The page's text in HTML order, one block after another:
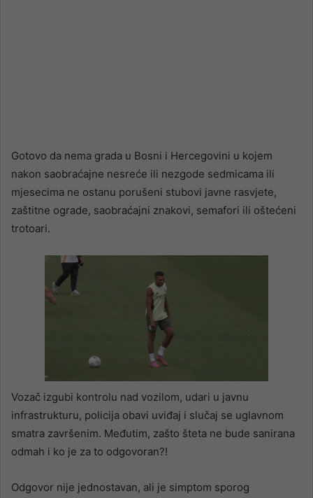
Gotovo da nema grada u Bosni i Hercegovini u kojem
nakon saobraćajne nesreće ili nezgode sedmicama ili
mjesecima ne ostanu porušeni stubovi javne rasvjete,
zaštitne ograde, saobraćajni znakovi, semafori ili oštećeni
trotoari.
Vozač izgubi kontrolu nad vozilom, udari u javnu
infrastrukturu, policija obavi uviđaj i slučaj se uglavnom
smatra završenim. Međutim, zašto šteta ne bude sanirana
odmah i ko je za to odgovoran?!
Odgovor nije jednostavan, ali je simptom sporog